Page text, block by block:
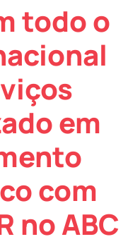
todo o
em
com
no ABC